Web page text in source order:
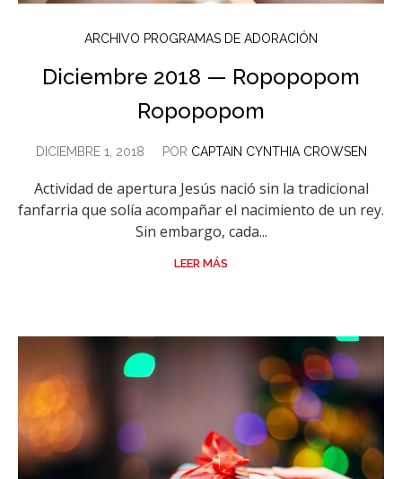
ARCHIVO PROGRAMAS DE ADORACIÓN
Diciembre 2018 — Ropopopom
Ropopopom
DICIEMBRE 1, 2018 POR CAPTAIN CYNTHIA CROWSEN
Actividad de apertura Jesús nació sin la tradicional
fanfarria que solía acompañar el nacimiento de un rey.
Sin embargo, cada...
LEER MÁS